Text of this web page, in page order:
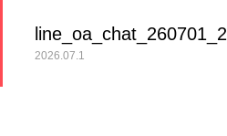
2026.07.1